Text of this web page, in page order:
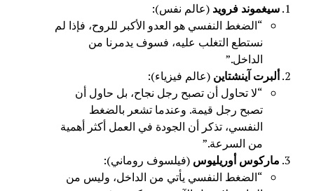
سيغموند فرويد (عالم نفس):
“الضغط النفسي هو العدو الأكبر للروح، فإذا لم
نستطع التغلب عليه، فسوف يدمرنا من
الداخل.”
ألبرت آينشتاين (عالم فيزياء):
“لا تحاول أن تصبح رجل نجاح، بل حاول أن
تصبح رجل قيمة. وعندما تشعر بالضغط
النفسي، تذكر أن الجودة في العمل أكثر أهمية
من السرعة.”
ماركوس أوريليوس (فيلسوف روماني):
“الضغط النفسي يأتي من الداخل، وليس من